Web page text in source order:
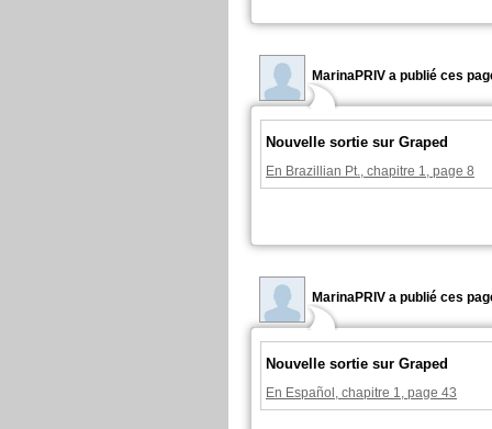
MarinaPRIV a publié ces
Nouvelle sortie sur Graped
En Brazillian Pt., chapitre 1, page 8
MarinaPRIV a publié ces
Nouvelle sortie sur Graped
En Español, chapitre 1, page 43